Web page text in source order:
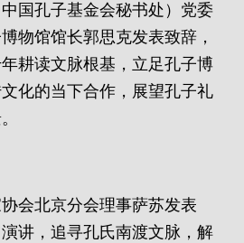
国孔子基金会秘书处）党委
物馆馆长郭思克发表致辞，
耕读文脉根基，立足孔子博
化的当下合作，展望孔子礼
会北京分会理事萨苏发表
演讲，追寻孔氏南渡文脉，解